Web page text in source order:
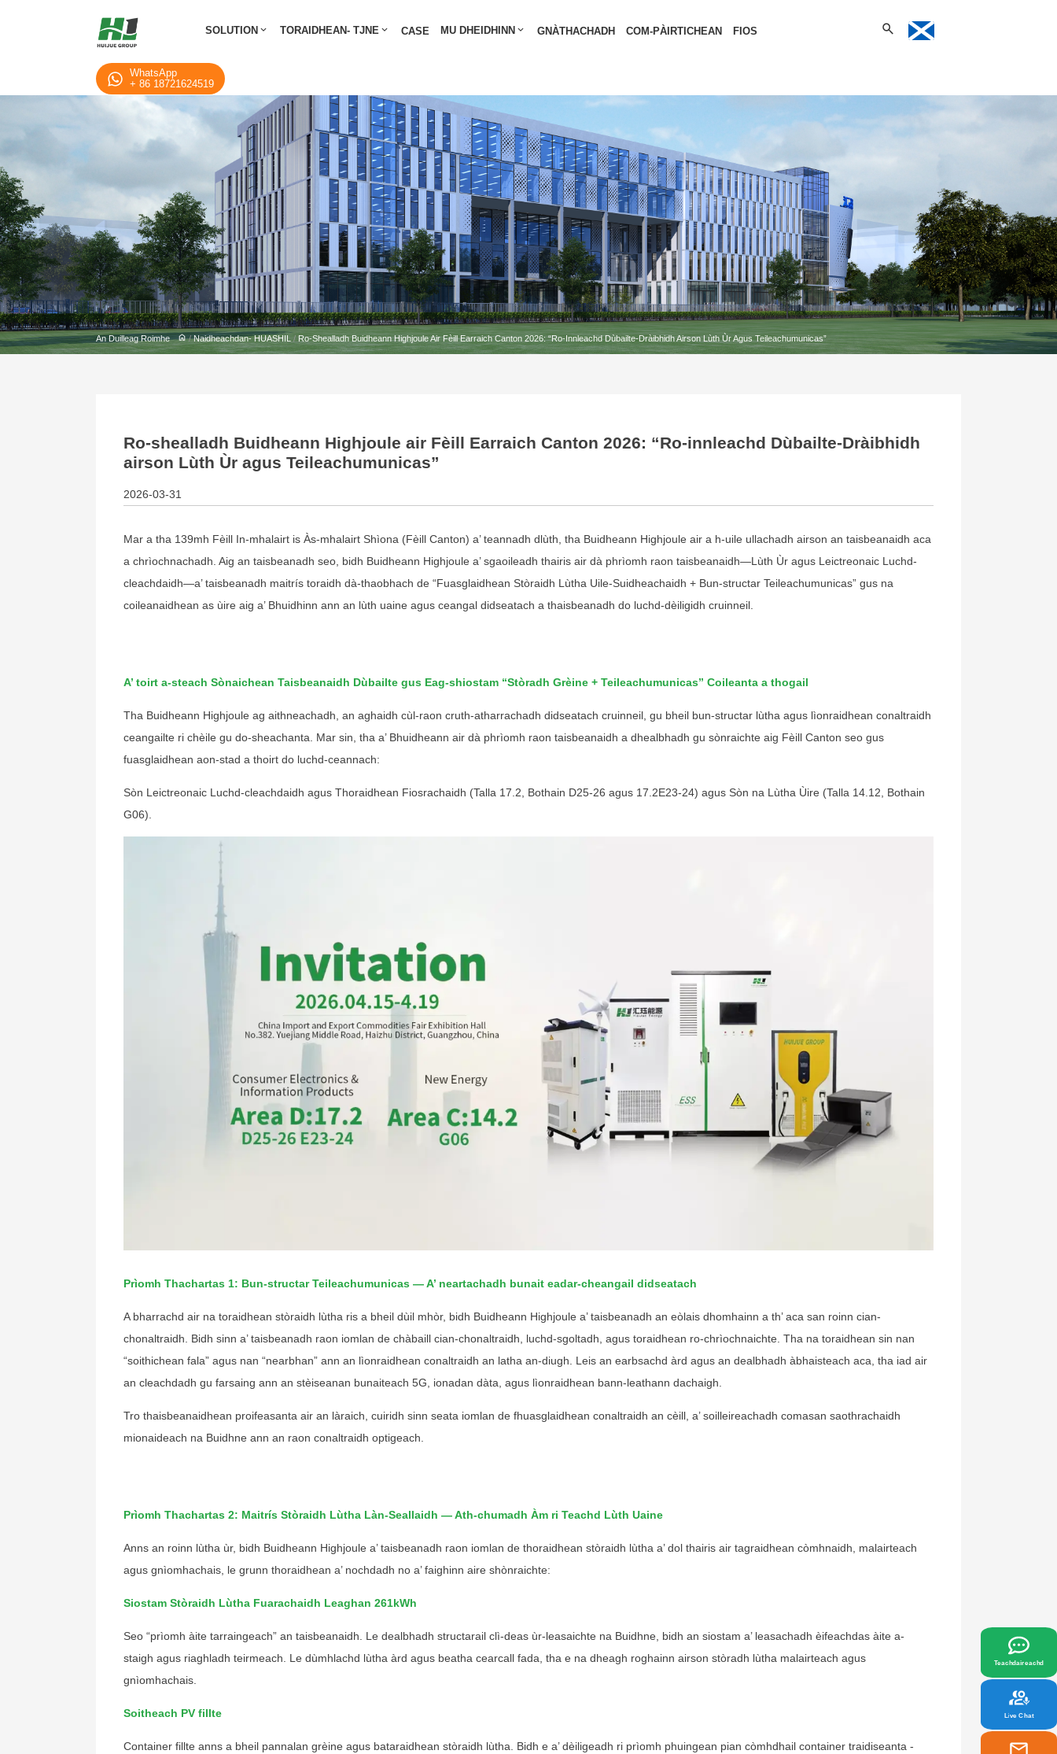
SOLUTION TORAIDHEAN- TJNE CASE MU DHEIDHINN GNÀTHACHADH COM-PÀIRTICHEAN FIOS
WhatsApp
+ 86 18721624519
Naidheachdan- HUASHIL
An Duilleag Roimhe /Naidheachdan- HUASHIL/Ro-Shealladh Buidheann Highjoule Air Fèill Earraich Canton 2026: “Ro-Innleachd Dùbailte-Dràibhidh Airson Lùth Ùr Agus Teileachumunicas”
Ro-shealladh Buidheann Highjoule air Fèill Earraich Canton 2026: “Ro-innleachd Dùbailte-Dràibhidh
airson Lùth Ùr agus Teileachumunicas”
2026-03-31
Mar a tha 139mh Fèill In-mhalairt is Às-mhalairt Shìona (Fèill Canton) a’ teannadh dlùth, tha Buidheann Highjoule air a h-uile ullachadh airson an taisbeanaidh aca
a chrìochnachadh. Aig an taisbeanadh seo, bidh Buidheann Highjoule a’ sgaoileadh thairis air dà phrìomh raon taisbeanaidh—Lùth Ùr agus Leictreonaic Luchd-
cleachdaidh—a’ taisbeanadh maitrís toraidh dà-thaobhach de “Fuasglaidhean Stòraidh Lùtha Uile-Suidheachaidh + Bun-structar Teileachumunicas” gus na
coileanaidhean as ùire aig a’ Bhuidhinn ann an lùth uaine agus ceangal didseatach a thaisbeanadh do luchd-dèiligidh cruinneil.
A’ toirt a-steach Sònaichean Taisbeanaidh Dùbailte gus Eag-shiostam “Stòradh Grèine + Teileachumunicas” Coileanta a thogail
Tha Buidheann Highjoule ag aithneachadh, an aghaidh cùl-raon cruth-atharrachadh didseatach cruinneil, gu bheil bun-structar lùtha agus lìonraidhean conaltraidh
ceangailte ri chèile gu do-sheachanta. Mar sin, tha a’ Bhuidheann air dà phrìomh raon taisbeanaidh a dhealbhadh gu sònraichte aig Fèill Canton seo gus
fuasglaidhean aon-stad a thoirt do luchd-ceannach:
Sòn Leictreonaic Luchd-cleachdaidh agus Thoraidhean Fiosrachaidh (Talla 17.2, Bothain D25-26 agus 17.2E23-24) agus Sòn na Lùtha Ùire (Talla 14.12, Bothain
G06).
Prìomh Thachartas 1: Bun-structar Teileachumunicas — A’ neartachadh bunait eadar-cheangail didseatach
A bharrachd air na toraidhean stòraidh lùtha ris a bheil dùil mhòr, bidh Buidheann Highjoule a’ taisbeanadh an eòlais dhomhainn a th’ aca san roinn cian-
chonaltraidh. Bidh sinn a’ taisbeanadh raon iomlan de chàbaill cian-chonaltraidh, luchd-sgoltadh, agus toraidhean ro-chrìochnaichte. Tha na toraidhean sin nan
“soithichean fala” agus nan “nearbhan” ann an lìonraidhean conaltraidh an latha an-diugh. Leis an earbsachd àrd agus an dealbhadh àbhaisteach aca, tha iad air
an cleachdadh gu farsaing ann an stèiseanan bunaiteach 5G, ionadan dàta, agus lìonraidhean bann-leathann dachaigh.
Tro thaisbeanaidhean proifeasanta air an làraich, cuiridh sinn seata iomlan de fhuasglaidhean conaltraidh an cèill, a’ soilleireachadh comasan saothrachaidh
mionaideach na Buidhne ann an raon conaltraidh optigeach.
Prìomh Thachartas 2: Maitrís Stòraidh Lùtha Làn-Seallaidh — Ath-chumadh Àm ri Teachd Lùth Uaine
Anns an roinn lùtha ùr, bidh Buidheann Highjoule a’ taisbeanadh raon iomlan de thoraidhean stòraidh lùtha a’ dol thairis air tagraidhean còmhnaidh, malairteach
agus gnìomhachais, le grunn thoraidhean a’ nochdadh no a’ faighinn aire shònraichte:
Siostam Stòraidh Lùtha Fuarachaidh Leaghan 261kWh
Seo “prìomh àite tarraingeach” an taisbeanaidh. Le dealbhadh structarail clì-deas ùr-leasaichte na Buidhne, bidh an siostam a’ leasachadh èifeachdas àite a-
staigh agus riaghladh teirmeach. Le dùmhlachd lùtha àrd agus beatha cearcall fada, tha e na dheagh roghainn airson stòradh lùtha malairteach agus
gnìomhachais.
Soitheach PV fillte
Container fillte anns a bheil pannalan grèine agus bataraidhean stòraidh lùtha. Bidh e a’ dèiligeadh ri prìomh phuingean pian còmhdhail container traidiseanta -
chinahuijue@gmail.com
Tha sinn an seo gus do cheistean a fhreagairt agus na fuasglaidhean lùtha a thoirt seachad a fhreagras air na feumalachdan agad.
Teachdaireachd
Live Chat